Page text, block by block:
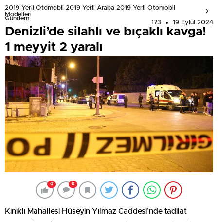
2019 Yerli Otomobil 2019 Yerli Araba 2019 Yerli Otomobil
Modelleri
Gündem
173 19 Eylül 2024
Denizli’de silahlı ve bıçaklı kavga!
1 meyyit 2 yaralı
0 0
Kınıklı Mahallesi Hüseyin Yılmaz Caddesi’nde tadilat